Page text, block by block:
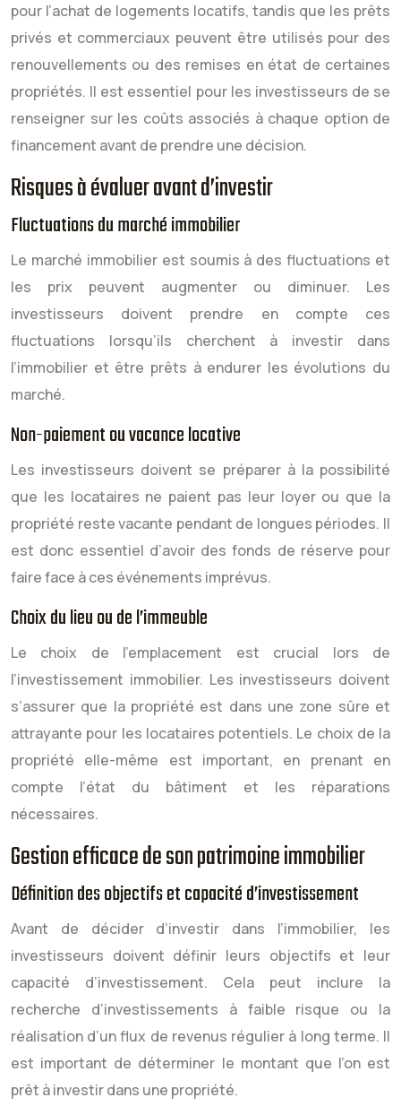
pour l’achat de logements locatifs, tandis que les prêts
privés et commerciaux peuvent être utilisés pour des
renouvellements ou des remises en état de certaines
propriétés. Il est essentiel pour les investisseurs de se
renseigner sur les coûts associés à chaque option de
financement avant de prendre une décision.
Risques à évaluer avant d’investir
Fluctuations du marché immobilier
Le marché immobilier est soumis à des fluctuations et
les prix peuvent augmenter ou diminuer. Les
investisseurs doivent prendre en compte ces
fluctuations lorsqu’ils cherchent à investir dans
l’immobilier et être prêts à endurer les évolutions du
marché.
Non-paiement ou vacance locative
Les investisseurs doivent se préparer à la possibilité
que les locataires ne paient pas leur loyer ou que la
propriété reste vacante pendant de longues périodes. Il
est donc essentiel d’avoir des fonds de réserve pour
faire face à ces événements imprévus.
Choix du lieu ou de l’immeuble
Le choix de l’emplacement est crucial lors de
l’investissement immobilier. Les investisseurs doivent
s’assurer que la propriété est dans une zone sûre et
attrayante pour les locataires potentiels. Le choix de la
propriété elle-même est important, en prenant en
compte l’état du bâtiment et les réparations
nécessaires.
Gestion efficace de son patrimoine immobilier
Définition des objectifs et capacité d’investissement
Avant de décider d’investir dans l’immobilier, les
investisseurs doivent définir leurs objectifs et leur
capacité d’investissement. Cela peut inclure la
recherche d’investissements à faible risque ou la
réalisation d’un flux de revenus régulier à long terme. Il
est important de déterminer le montant que l’on est
prêt à investir dans une propriété.